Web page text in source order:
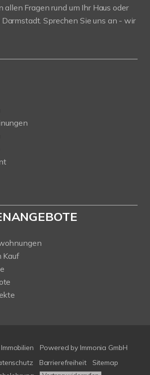
allen Fragen rund um Ihr Haus oder
Sprechen Sie uns an - wir
Kauf
Powered by Immonia GmbH
Barrierefreiheit
Sitemap